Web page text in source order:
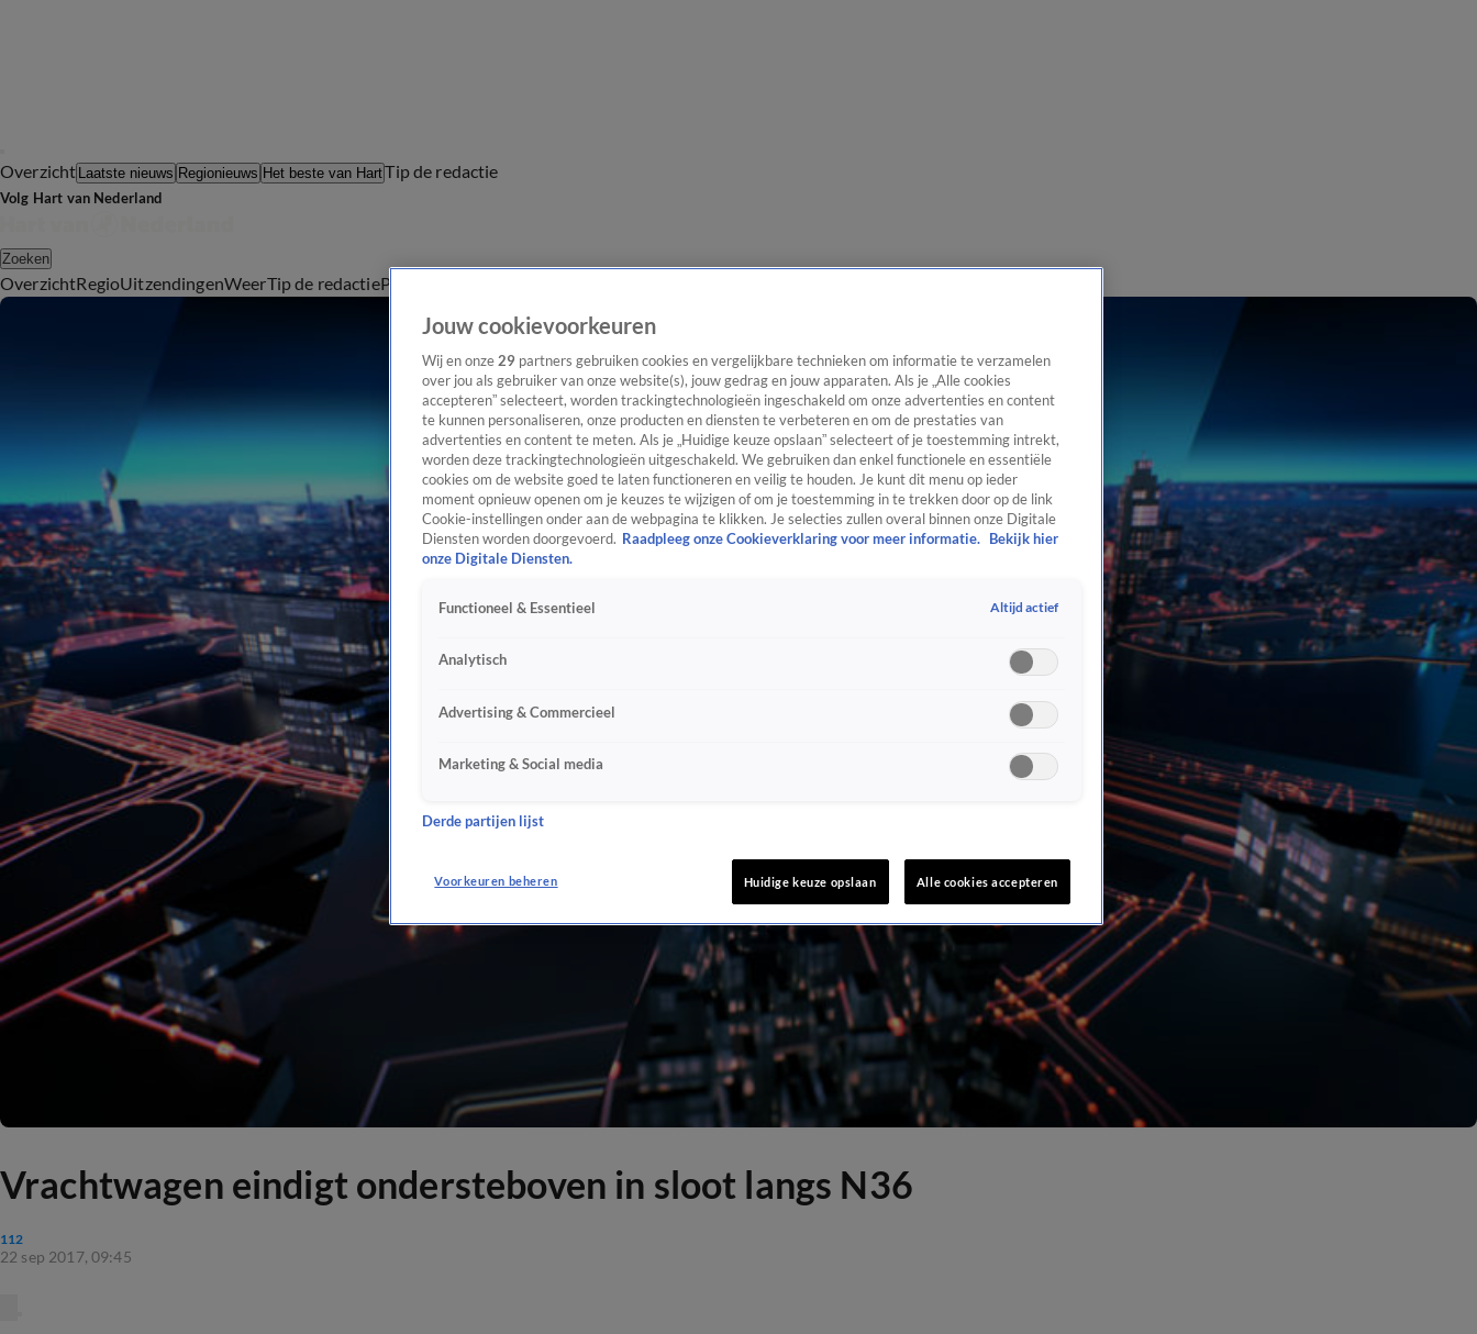
Overzicht Laatste nieuws Regionieuws Het beste van HartTip de redactie
Volg Hart van Nederland
Zoeken
OverzichtRegioUitzendingenWeerTip de redactiePanel
Vrachtwagen eindigt ondersteboven in sloot langs N36
112
22 sep 2017, 09:45
Jouw cookievoorkeuren
Wij en onze 29 partners gebruiken cookies en vergelijkbare technieken om informatie te verzamelen
over jou als gebruiker van onze website(s), jouw gedrag en jouw apparaten. Als je „Alle cookies
accepteren” selecteert, worden trackingtechnologieën ingeschakeld om onze advertenties en content
te kunnen personaliseren, onze producten en diensten te verbeteren en om de prestaties van
advertenties en content te meten. Als je „Huidige keuze opslaan” selecteert of je toestemming intrekt,
worden deze trackingtechnologieën uitgeschakeld. We gebruiken dan enkel functionele en essentiële
cookies om de website goed te laten functioneren en veilig te houden. Je kunt dit menu op ieder
moment opnieuw openen om je keuzes te wijzigen of om je toestemming in te trekken door op de link
Cookie-instellingen onder aan de webpagina te klikken. Je selecties zullen overal binnen onze Digitale
Diensten worden doorgevoerd. Raadpleeg onze Cookieverklaring voor meer informatie. Bekijk hier
onze Digitale Diensten.
Functioneel & Essentieel Altijd actief
Analytisch
Advertising & Commercieel
Marketing & Social media
Derde partijen lijst
Voorkeuren beheren Huidige keuze opslaan Alle cookies accepteren